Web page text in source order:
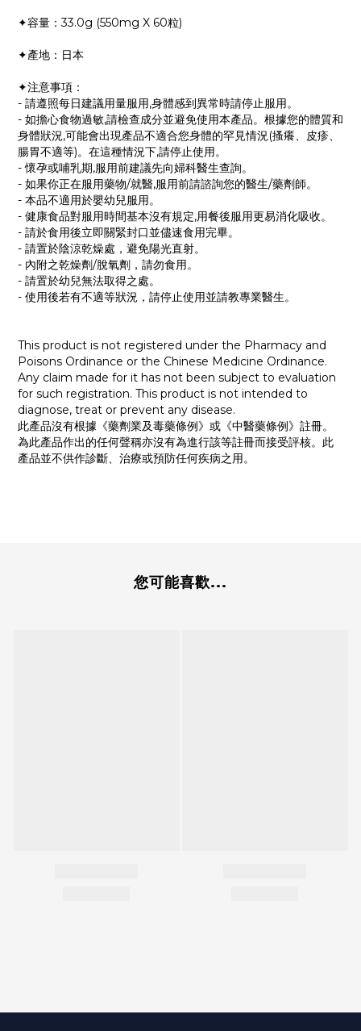
✦容量：33.0g (550mg X 60粒)
✦產地：日本
✦注意事項：
- 請遵照每日建議用量服用,身體感到異常時請停止服用。
- 如擔心食物過敏,請檢查成分並避免使用本產品。根據您的體質和
身體狀況,可能會出現產品不適合您身體的罕見情況(搔癢、皮疹、
腸胃不適等)。在這種情況下,請停止使用。
- 懷孕或哺乳期,服用前建議先向婦科醫生查詢。
- 如果你正在服用藥物/就醫,服用前請諮詢您的醫生/藥劑師。
- 本品不適用於嬰幼兒服用。
- 健康食品對服用時間基本沒有規定,用餐後服用更易消化吸收。
- 請於食用後立即關緊封口並儘速食用完畢。
- 請置於陰涼乾燥處，避免陽光直射。
- 內附之乾燥劑/脫氧劑，請勿食用。
- 請置於幼兒無法取得之處。
- 使用後若有不適等狀況，請停止使用並請教專業醫生。
This product is not registered under the Pharmacy and
Poisons Ordinance or the Chinese Medicine Ordinance.
Any claim made for it has not been subject to evaluation
for such registration. This product is not intended to
diagnose, treat or prevent any disease.
此產品沒有根據《藥劑業及毒藥條例》或《中醫藥條例》註冊。
為此產品作出的任何聲稱亦沒有為進行該等註冊而接受評核。此
產品並不供作診斷、治療或預防任何疾病之用。
您可能喜歡...